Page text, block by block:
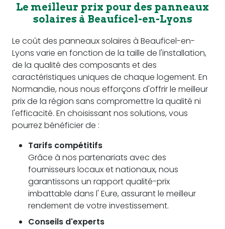
Le meilleur prix pour des panneaux
solaires à Beauficel-en-Lyons
Le coût des panneaux solaires à Beauficel-en-
Lyons varie en fonction de la taille de l'installation,
de la qualité des composants et des
caractéristiques uniques de chaque logement. En
Normandie, nous nous efforçons d'offrir le meilleur
prix de la région sans compromettre la qualité ni
l'efficacité. En choisissant nos solutions, vous
pourrez bénéficier de :
Tarifs compétitifs
Grâce à nos partenariats avec des
fournisseurs locaux et nationaux, nous
garantissons un rapport qualité-prix
imbattable dans l' Eure, assurant le meilleur
rendement de votre investissement.
Conseils d'experts